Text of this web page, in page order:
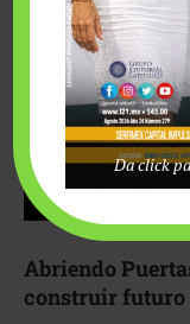
Abriendo
construir futuro
Da click